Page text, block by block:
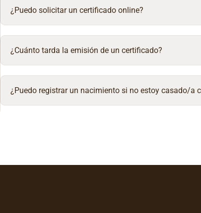
¿Puedo solicitar un certificado online?
¿Cuánto tarda la emisión de un certificado?
¿Puedo registrar un nacimiento si no estoy casado/a